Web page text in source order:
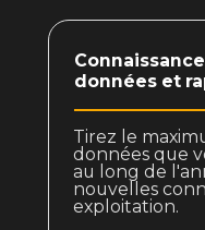
données et
Tirez le
données que
au long de
nouvelles
exploitation.